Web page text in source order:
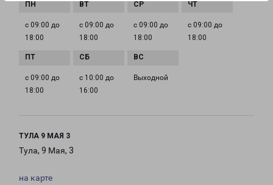
с 09:00 до
18:00
с 09:00 до
18:00
с 09:00 до
18:00
с 09:00 до
18:00
с 09:00 до
18:00
с 10:00 до
16:00
Выходной
ТУЛА 9 МАЯ 3
Тула, 9 Мая, 3
на карте